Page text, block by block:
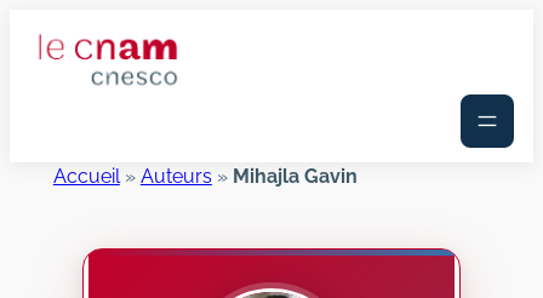
Accueil» Auteurs» Mihajla Gavin